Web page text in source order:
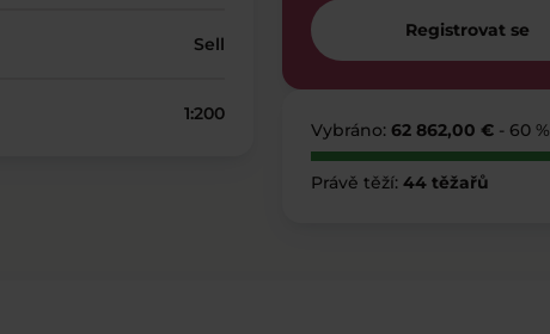
Sell
1:200
Registrovat se
Vybráno: 62 862,00 € - 60 %
Právě těží: 44 těžařů